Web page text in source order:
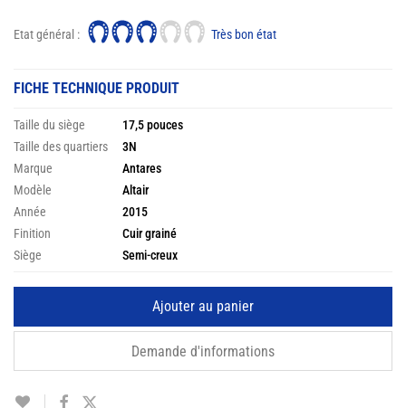
Etat général : Très bon état
FICHE TECHNIQUE PRODUIT
Taille du siège
17,5 pouces
Taille des quartiers
3N
Marque
Antares
Modèle
Altair
Année
2015
Finition
Cuir grainé
Siège
Semi-creux
Ajouter au panier
Demande d'informations